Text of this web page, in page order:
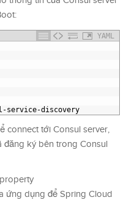
YAML
service-discovery
connect tới Consul server,
đăng ký bên trong Consul
ứng dụng để Spring Cloud